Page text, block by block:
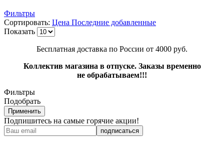
Фильтры
Сортировать: Цена Последние добавленные
Показать
Бесплатная доставка по России от 4000 руб.
Коллектив магазина в отпуске. Заказы временно
не обрабатываем!!!
Фильтры
Подобрать
Применить
Подпишитесь на самые горячие акции!